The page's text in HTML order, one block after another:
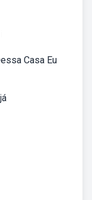
Casa Eu